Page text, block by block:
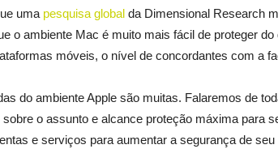
uma pesquisa global da Dimensional Research
o ambiente Mac é muito mais fácil de proteger
móveis, o nível de concordantes com a
do ambiente Apple são muitas. Falaremos de
o assunto e alcance proteção máxima para
e serviços para aumentar a segurança de seu